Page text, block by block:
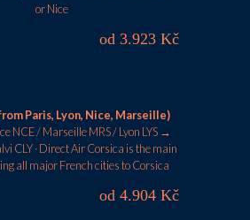
or Nice
od 3.923 Kč
Paris, Lyon, Nice, Marseille)
NCE / Marseille MRS / Lyon LYS →
CLY · Direct Air Corsica is the main
all major French cities to Corsica
od 4.904 Kč